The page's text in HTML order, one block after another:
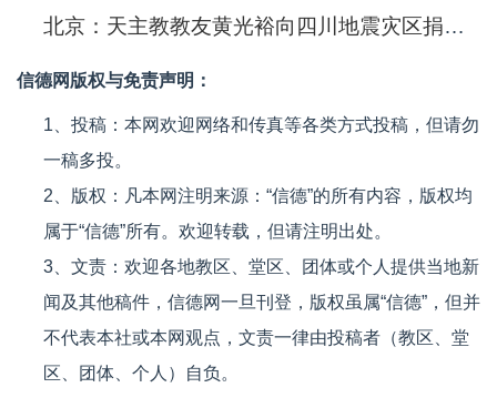
北京：天主教教友黄光裕向四川地震灾区捐出善款5000万港元
信德网版权与免责声明：
1、投稿：本网欢迎网络和传真等各类方式投稿，但请勿
一稿多投。
2、版权：凡本网注明来源：“信德”的所有内容，版权均
属于“信德”所有。欢迎转载，但请注明出处。
3、文责：欢迎各地教区、堂区、团体或个人提供当地新
闻及其他稿件，信德网一旦刊登，版权虽属“信德”，但并
不代表本社或本网观点，文责一律由投稿者（教区、堂
区、团体、个人）自负。